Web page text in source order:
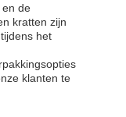
de
kratten zijn
het
klanten te